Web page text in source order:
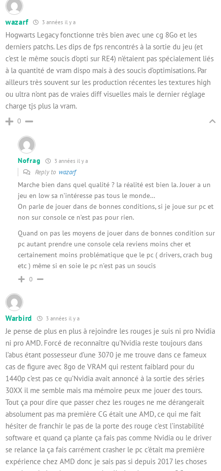
wazarf 3 années il y a
Hogwarts Legacy fonctionne très bien avec une cg 8Go et les
derniers patchs. Les dips de fps rencontrés à la sortie du jeu (et
c’est le même soucis d’opti sur RE4) n’étaient pas spécialement liés
à la quantité de vram dispo mais à des soucis d’optimisations. Par
ailleurs très souvent sur les production récentes les textures high
ou ultra n’ont pas de vraies diff visuelles mais le dernier réglage
charge tjs plus la vram.
0
Nofrag 3 années il y a
Reply to wazarf
Marche bien dans quel qualité ? la réalité est bien la. Jouer a un
jeu en low sa n’intéresse pas tous le monde…
On parle de jouer dans de bonnes conditions, si je joue sur pc et
non sur console ce n’est pas pour rien.
Quand on pas les moyens de jouer dans de bonnes condition sur
pc autant prendre une console cela reviens moins cher et
certainement moins problématique que le pc ( drivers, crach bug
etc ) même si en soie le pc n’est pas un soucis
0
Warbird 3 années il y a
Je pense de plus en plus à rejoindre les rouges je suis ni pro Nvidia
ni pro AMD. Forcé de reconnaître qu’Nvidia reste toujours dans
l’abus étant possesseur d’une 3070 je me trouve dans ce fameux
cas de figure avec 8go de VRAM qui restent faiblard pour du
1440p c’est pas ce qu’Nvidia avait annoncé à la sortie des séries
30XX il me semble mais ma mémoire peux me jouer des tours.
Tout ça pour dire que passer chez les rouges ne me dérangerait
absolument pas ma première CG était une AMD, ce qui me fait
hésiter de franchir le pas de la porte des rouge c’est l’instabilité
software et quand ça plante ça fais pas comme Nvidia ou le driver
se relance la ça fais carrément crasher le pc c’était ma première
expérience chez AMD donc je sais pas si depuis 2017 les choses